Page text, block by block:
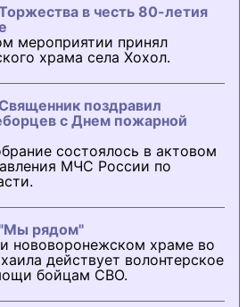
в честь 80-летия
мероприятии принял
храма села Хохол.
поздравил
с Днем пожарной
состоялось в актовом
МЧС России по
"Мы рядом"
нововоронежском храме во
действует волонтерское
бойцам СВО.